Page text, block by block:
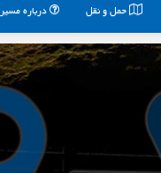
حمل و نقل درباره